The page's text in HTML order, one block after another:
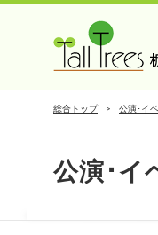
総合トップ 公演･イ
公演･イ